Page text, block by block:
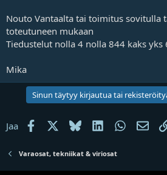
Nouto Vantaalta tai toimitus sovitulla
toteutuneen mukaan
Tiedustelut nolla 4 nolla 844 kaks yks
Mika
Sinun täytyy kirjautua tai
Jaa Facebook BlueskyLinkedIn
Varaosat, tekniikat & viriosat